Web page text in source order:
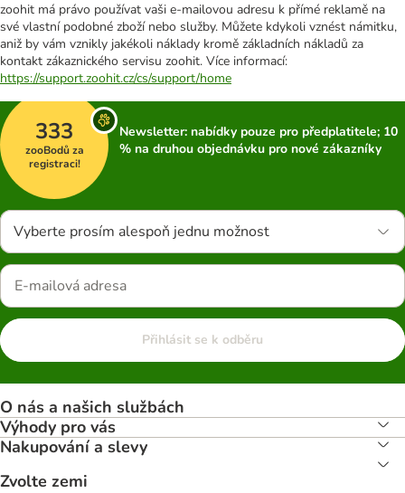
zoohit má právo používat vaši e-mailovou adresu k přímé reklamě na
své vlastní podobné zboží nebo služby. Můžete kdykoli vznést námitku,
aniž by vám vznikly jakékoli náklady kromě základních nákladů za
kontakt zákaznického servisu zoohit. Více informací:
https://support.zoohit.cz/cs/support/home
333
zooBodů za
registraci!
Newsletter: nabídky pouze pro předplatitele; 10
% na druhou objednávku pro nové zákazníky
Vyberte prosím alespoň jednu možnost
Přihlásit se k odběru
O nás a našich službách
Výhody pro vás
Nakupování a slevy
Zvolte zemi